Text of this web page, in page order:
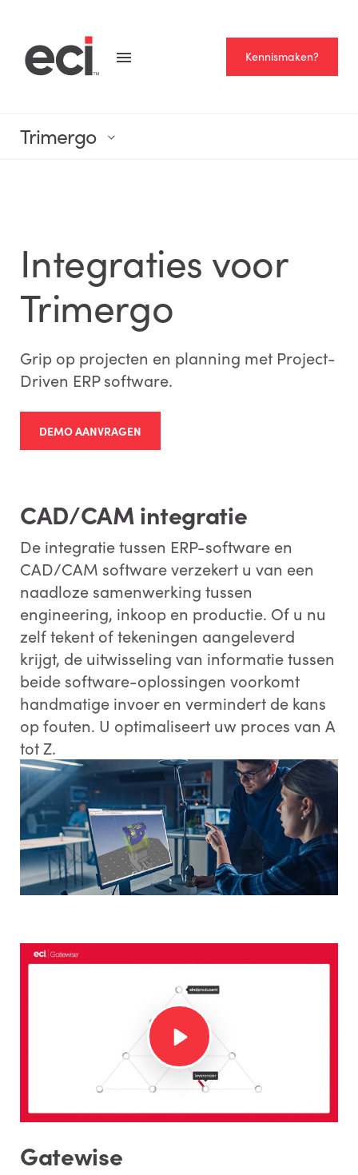
Kennismaken?
Trimergo
Integraties voor
Trimergo
Grip op projecten en planning​ met Project-
Driven ERP software.
DEMO AANVRAGEN
CAD/CAM integratie
De integratie tussen ERP-software en
CAD/CAM software verzekert u van een
naadloze samenwerking tussen
engineering, inkoop en productie. Of u nu
zelf tekent of tekeningen aangeleverd
krijgt, de uitwisseling van informatie tussen
beide software-oplossingen voorkomt
handmatige invoer en vermindert de kans
op fouten. U optimaliseert uw proces van A
tot Z.
Gatewise